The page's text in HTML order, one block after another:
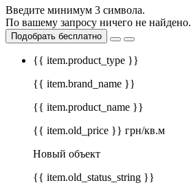
Введите минимум 3 символа.
По вашему запросу ничего не найдено.
Подобрать бесплатно
{{ item.product_type }}
{{ item.brand_name }}
{{ item.product_name }}
{{ item.old_price }} грн/кв.м
Новый объект
{{ item.old_status_string }}